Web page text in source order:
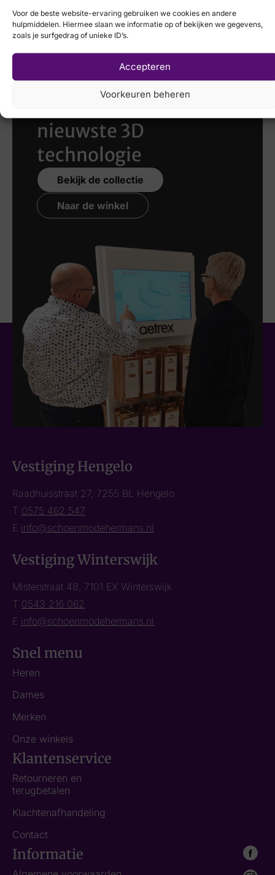
Voor de beste website-ervaring gebruiken we cookies en andere
hulpmiddelen. Hiermee slaan we informatie op of bekijken we gegevens,
zoals je surfgedrag of unieke ID’s.
Accepteren
Voorkeuren beheren
Laat uw voeten
nieuwste 3D
technologie
Bekijk de collectie
Naar de winkel
Vestiging Hengelo
Raadhuisstraat 27, 7255 BL Hengelo
T 0575 462 547
E info@schoenmodehermans.nl
Vestiging Winterswijk
Misterstraat 48, 7101 EX Winterswijk
T 0543 216 062
E info@schoenmodehermans.nl
Snel menu
Heren
Dames
Merken
Onze winkels
Klantenservice
Retourneren en
terugbetalen
Klachtenafhandeling
Contact
Informatie